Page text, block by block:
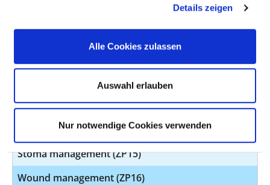
Details zeigen
Alle Cookies zulassen
Auswahl erlauben
Nur notwendige Cookies verwenden
Nutrition management (ZP06)
Continence management (ZP09)
Quality management (ZP13)
Pain management (ZP14)
Stoma management (ZP15)
Wound management (ZP16)